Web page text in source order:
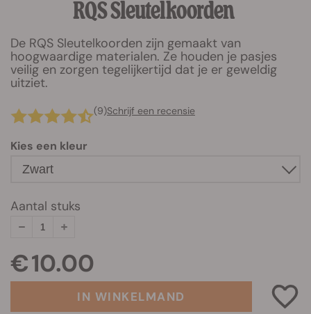
RQS Sleutelkoorden
De RQS Sleutelkoorden zijn gemaakt van
hoogwaardige materialen. Ze houden je pasjes
veilig en zorgen tegelijkertijd dat je er geweldig
uitziet.
(9)Schrijf een recensie
Kies een kleur
Aantal stuks
€ 10.00
IN WINKELMAND